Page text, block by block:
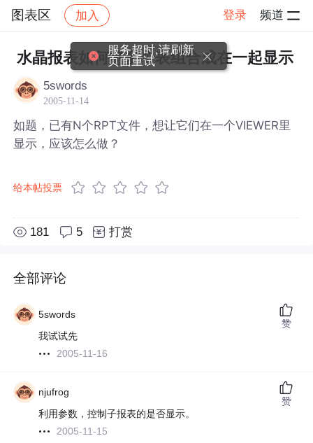
图表区 加入 登录 频道
社区 图表区 帖子详情
水晶报表如何将多个表组合成在一起显示
5swords
2005-11-14
如题，已有N个RPT文件，想让它们在一个VIEWER里
显示，应该怎么做？
给本帖投票
181 5 打赏
全部评论
5swords
我试试先
2005-11-16
赞
njufrog
利用参数，控制子报表的是否显示。
2005-11-15
赞
服务超时,请刷新
页面重试